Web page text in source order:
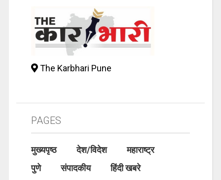
The Karbhari Pune
PAGES
मुख्यपृष्ठ देश/विदेश
महाराष्ट्र
पुणे
संपादकीय
हिंदी खबरे